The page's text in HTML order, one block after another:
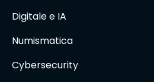
Digitale e IA
Numismatica
Cybersecurity